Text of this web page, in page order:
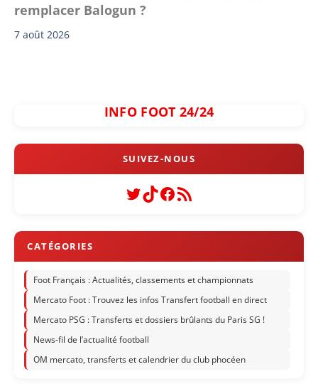
remplacer Balogun ?
7 août 2026
INFO FOOT 24/24
Twitter
TikTok
Facebook
Flux RSS
Foot Français : Actualités, classements et championnats
Mercato Foot : Trouvez les infos Transfert football en direct
Mercato PSG : Transferts et dossiers brûlants du Paris SG !
News-fil de l’actualité football
OM mercato, transferts et calendrier du club phocéen